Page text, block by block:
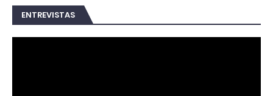
ENTREVISTAS